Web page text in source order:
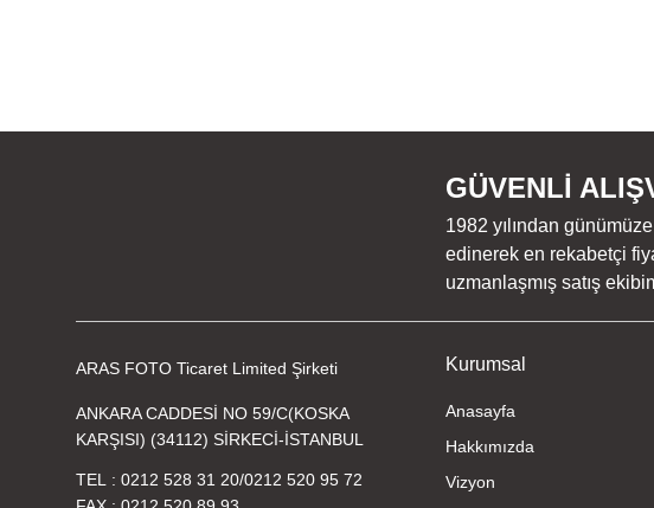
GÜVENLİ
1982 yılından
edinerek en rekabetçi
uzmanlaşmış satış
ARAS FOTO Ticaret Limited Şirketi
ANKARA CADDESİ NO 59/C(KOSKA
KARŞISI) (34112) SİRKECİ-İSTANBUL
TEL 0212 528 31 20/0212 520 95 72
Kurumsal
Anasayfa
Hakkımızda
Vizyon